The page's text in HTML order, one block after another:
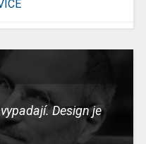
Design je